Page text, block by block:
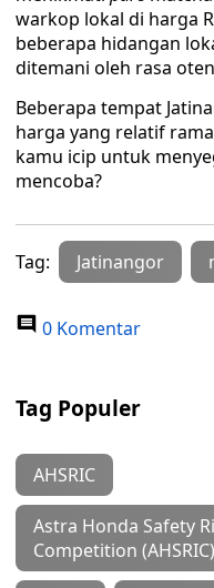
warkop lokal di harga
beberapa hidangan
ditemani oleh rasa
Beberapa tempat
harga yang relatif
kamu icip untuk
mencoba?
Tag: Jatinangor
0 Komentar
Tag Populer
AHSRIC
Astra Honda Safety
Competition (AHSRIC)